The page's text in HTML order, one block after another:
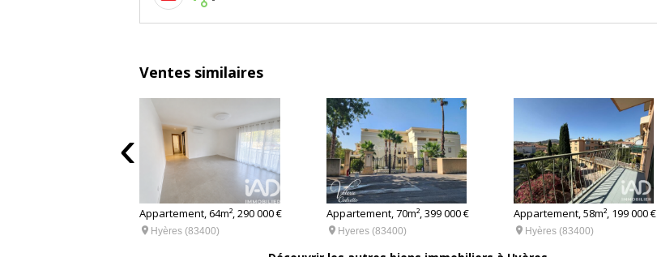
Ventes similaires
Appartement, 64m², 290 000 €
 Hyères (83400)
Appartement, 70m², 399 000 €
 Hyeres (83400)
Appartement, 58m², 199 000 €
 Hyères (83400)
‹